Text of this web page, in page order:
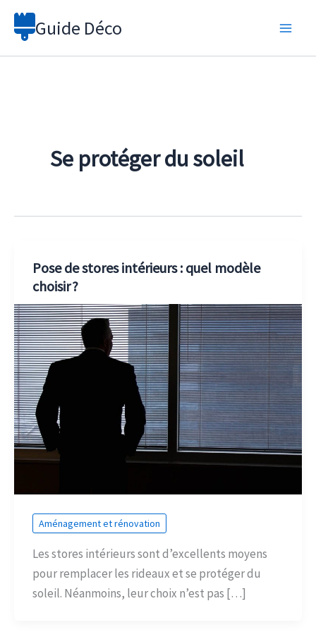
Aller
Guide Déco
Se protéger du soleil
Pose de stores intérieurs : quel modèle
choisir ?
Aménagement et rénovation
Les stores intérieurs sont d’excellents moyens
pour remplacer les rideaux et se protéger du
soleil. Néanmoins, leur choix n’est pas […]